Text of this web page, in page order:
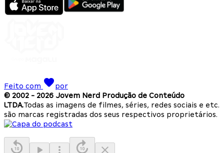
Feito com
por
© 2002 - 2026 Jovem Nerd Produção de Conteúdo
LTDA.Todas as imagens de filmes, séries, redes sociais e etc.
são marcas registradas dos seus respectivos proprietários.